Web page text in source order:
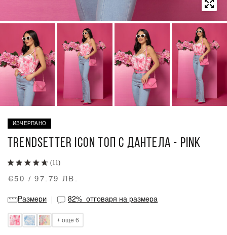
ИЗЧЕРПАНО
TRENDSETTER ICON ТОП С ДАНТЕЛА - PINK
(11)
€50 / 97.79 ЛВ.
Размери 82%отговаря на размера
+ още 6